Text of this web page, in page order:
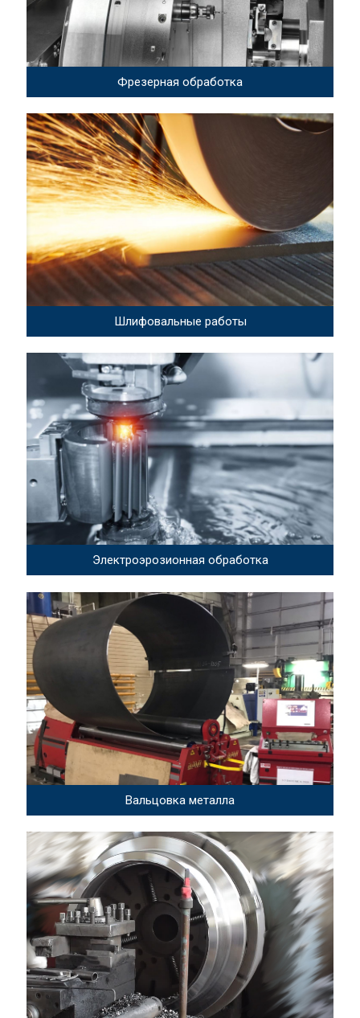
Фрезерная обработка
Шлифовальные работы
Электроэрозионная обработка
Вальцовка металла